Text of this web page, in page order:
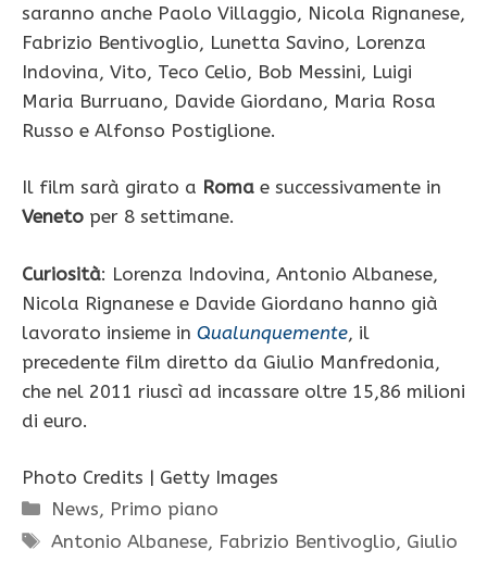
saranno anche Paolo Villaggio, Nicola Rignanese,
Fabrizio Bentivoglio, Lunetta Savino, Lorenza
Indovina, Vito, Teco Celio, Bob Messini, Luigi
Maria Burruano, Davide Giordano, Maria Rosa
Russo e Alfonso Postiglione.
Il film sarà girato a Roma e successivamente in
Veneto per 8 settimane.
Curiosità: Lorenza Indovina, Antonio Albanese,
Nicola Rignanese e Davide Giordano hanno già
lavorato insieme in Qualunquemente, il
precedente film diretto da Giulio Manfredonia,
che nel 2011 riuscì ad incassare oltre 15,86 milioni
di euro.
Photo Credits | Getty Images
Categorie
News, Primo piano
Tag
Antonio Albanese, Fabrizio Bentivoglio, Giulio